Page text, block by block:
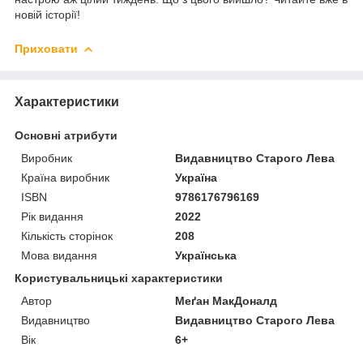
новій історії!
Приховати
Характеристики
Основні атрибути
Виробник
Видавництво Старого Лева
Країна виробник
Україна
ISBN
9786176796169
Рік видання
2022
Кількість сторінок
208
Мова видання
Українська
Користувальницькі характеристики
Автор
Меґан МакДоналд
Видавництво
Видавництво Старого Лева
Вік
6+